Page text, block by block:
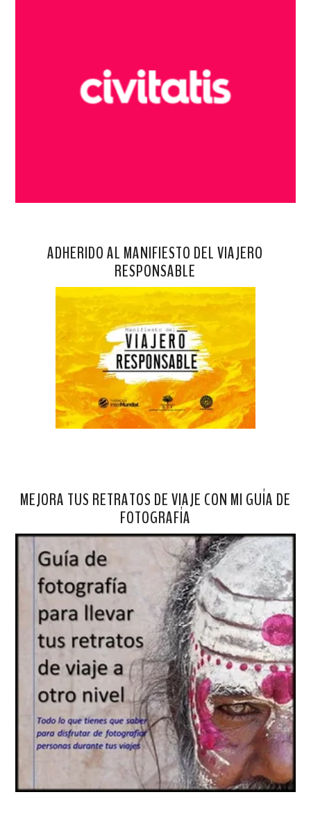
ADHERIDO AL MANIFIESTO DEL VIAJERO
RESPONSABLE
MEJORA TUS RETRATOS DE VIAJE CON MI GUÍA DE
FOTOGRAFÍA